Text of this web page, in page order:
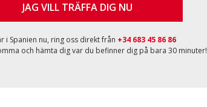
JAG VILL TRÄFFA DIG NU
i Spanien nu, ring oss direkt från +34 683 45 86 86
och hämta dig var du befinner dig på bara 30 minuter!